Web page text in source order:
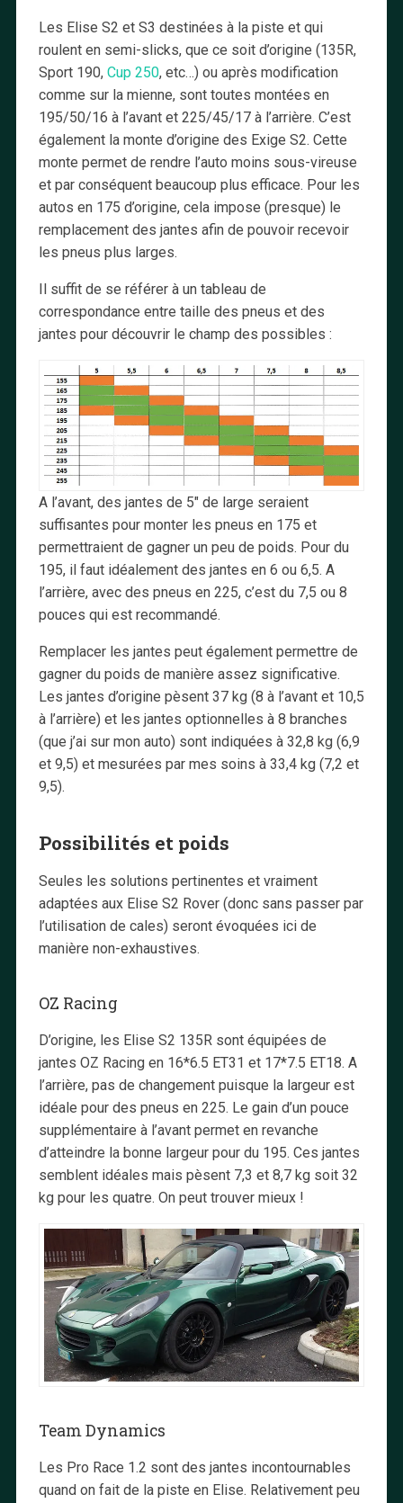
Les Elise S2 et S3 destinées à la piste et qui
roulent en semi-slicks, que ce soit d’origine (135R,
Sport 190, Cup 250, etc…) ou après modification
comme sur la mienne, sont toutes montées en
195/50/16 à l’avant et 225/45/17 à l’arrière. C’est
également la monte d’origine des Exige S2. Cette
monte permet de rendre l’auto moins sous-vireuse
et par conséquent beaucoup plus efficace. Pour les
autos en 175 d’origine, cela impose (presque) le
remplacement des jantes afin de pouvoir recevoir
les pneus plus larges.
Il suffit de se référer à un tableau de
correspondance entre taille des pneus et des
jantes pour découvrir le champ des possibles :
A l’avant, des jantes de 5″ de large seraient
suffisantes pour monter les pneus en 175 et
permettraient de gagner un peu de poids. Pour du
195, il faut idéalement des jantes en 6 ou 6,5. A
l’arrière, avec des pneus en 225, c’est du 7,5 ou 8
pouces qui est recommandé.
Remplacer les jantes peut également permettre de
gagner du poids de manière assez significative.
Les jantes d’origine pèsent 37 kg (8 à l’avant et 10,5
à l’arrière) et les jantes optionnelles à 8 branches
(que j’ai sur mon auto) sont indiquées à 32,8 kg (6,9
et 9,5) et mesurées par mes soins à 33,4 kg (7,2 et
9,5).
Possibilités et poids
Seules les solutions pertinentes et vraiment
adaptées aux Elise S2 Rover (donc sans passer par
l’utilisation de cales) seront évoquées ici de
manière non-exhaustives.
OZ Racing
D’origine, les Elise S2 135R sont équipées de
jantes OZ Racing en 16*6.5 ET31 et 17*7.5 ET18. A
l’arrière, pas de changement puisque la largeur est
idéale pour des pneus en 225. Le gain d’un pouce
supplémentaire à l’avant permet en revanche
d’atteindre la bonne largeur pour du 195. Ces jantes
semblent idéales mais pèsent 7,3 et 8,7 kg soit 32
kg pour les quatre. On peut trouver mieux !
Team Dynamics
Les Pro Race 1.2 sont des jantes incontournables
quand on fait de la piste en Elise. Relativement peu